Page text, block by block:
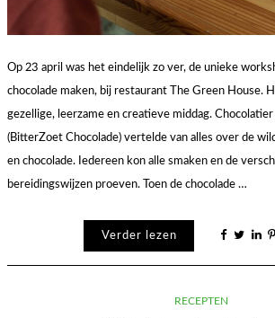
Op 23 april was het eindelijk zo ver, de unieke
chocolade maken, bij restaurant The Green House.
gezellige, leerzame en creatieve middag.
(BitterZoet Chocolade) vertelde van alles over de
en chocolade. Iedereen kon alle smaken en de
bereidingswijzen proeven. Toen de chocolade …
Verder lezen
RECEPTEN